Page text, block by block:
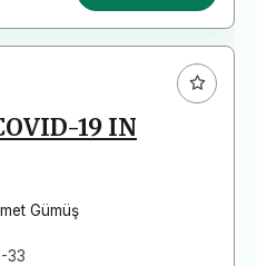
19 IN
Gümüş
33